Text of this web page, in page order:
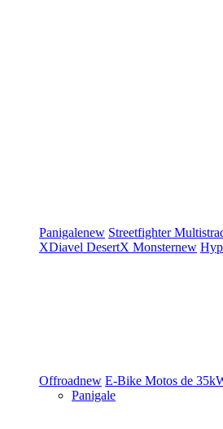
Panigalenew Streetfighter
XDiavel DesertX Monsternew
Offroadnew E-Bike Motos de
Panigale